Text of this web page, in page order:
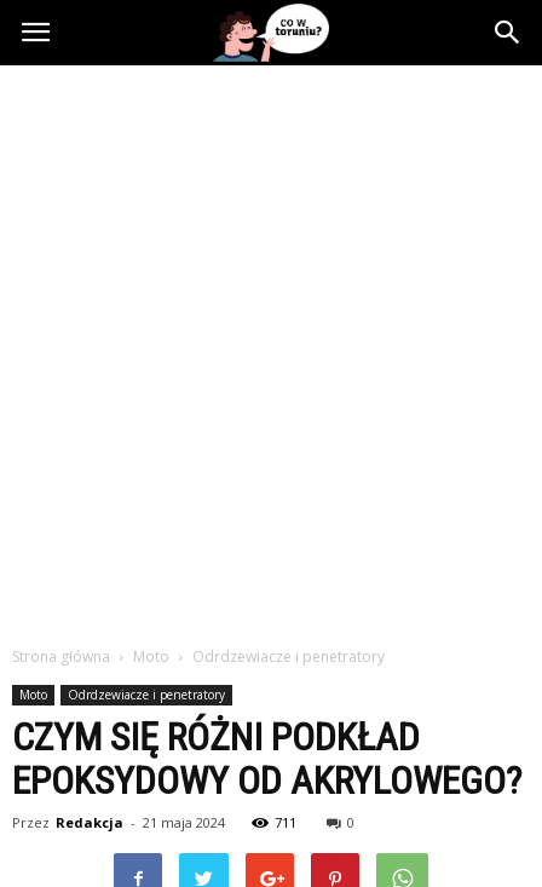
Cowtoruniu.pl
Strona główna Moto Odrdzewiacze i penetratory
Moto Odrdzewiacze i penetratory
CZYM SIĘ RÓŻNI PODKŁAD
EPOKSYDOWY OD AKRYLOWEGO?
Przez Redakcja - 21 maja 2024 711 0